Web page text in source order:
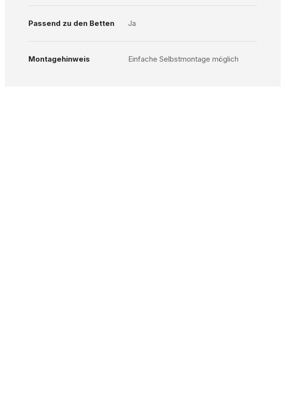
Passend zu den Betten Ja
Montagehinweis Einfache Selbstmontage möglich